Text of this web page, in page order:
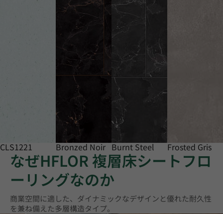
CLS1221 Bronzed Noir Burnt Steel Frosted Gris
なぜHFLOR 複層床シートフロ
ーリングなのか
商業空間に適した、ダイナミックなデザインと優れた耐久性
を兼ね備えた多層構造タイプ。